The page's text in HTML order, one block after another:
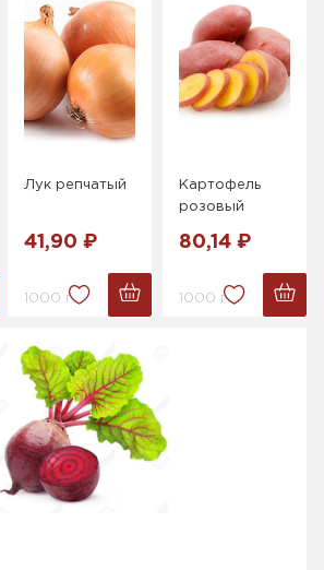
Лук репчатый
41,90 ₽
1000 г.
Картофель
розовый
80,14 ₽
1000 г.